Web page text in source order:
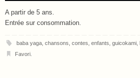
A partir de 5 ans.
Entrée sur consommation.
baba yaga, chansons contes enfants guicokami,
Favori.